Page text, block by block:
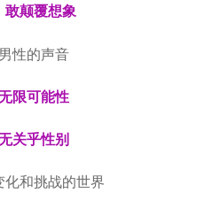
敢颠覆想象
的声音
限可能性
关乎性别
和挑战的世界